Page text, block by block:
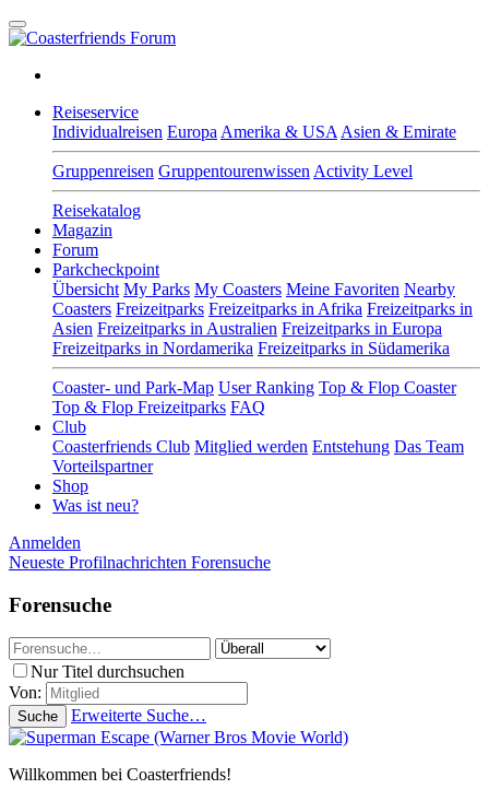
Reiseservice
Individualreisen Europa Amerika & USA Asien & Emirate
Gruppenreisen Gruppentourenwissen Activity Level
Reisekatalog
Magazin
Forum
Parkcheckpoint
Übersicht My Parks My Coasters Meine Favoriten Nearby
Coasters Freizeitparks Freizeitparks in Afrika Freizeitparks in
Asien Freizeitparks in Australien Freizeitparks in Europa
Freizeitparks in Nordamerika Freizeitparks in Südamerika
Coaster- und Park-Map User Ranking Top & Flop Coaster
Top & Flop Freizeitparks FAQ
Club
Coasterfriends Club Mitglied werden Entstehung Das Team
Vorteilspartner
Shop
Was ist neu?
Anmelden
Neueste Profilnachrichten Forensuche
Forensuche
Nur Titel durchsuchen
Von:
Suche Erweiterte Suche…
Willkommen bei Coasterfriends!